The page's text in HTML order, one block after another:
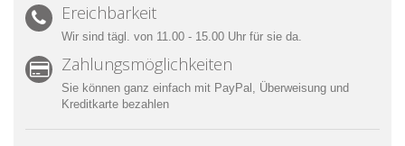
Ereichbarkeit
Wir sind tägl. von 11.00 - 15.00 Uhr für sie da.
Zahlungsmöglichkeiten
Sie können ganz einfach mit PayPal, Überweisung und
Kreditkarte bezahlen